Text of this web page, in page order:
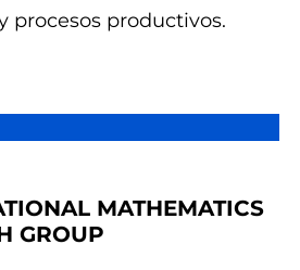
procesos productivos.
MATHEMATICS
GROUP